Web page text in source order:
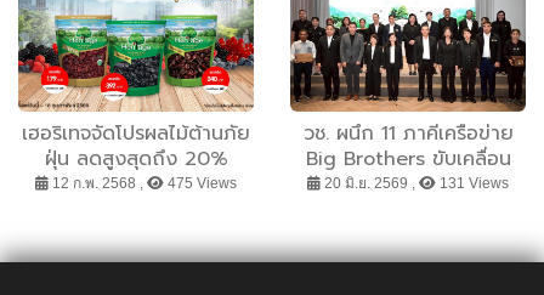
เฮอริเทจจัดโปรผลไม้ต้านภัย
ฝุ่น ลดสูงสุดถึง 20%
12 ก.พ. 2568 , 475 Views
วช. ผนึก 11 ภาคีเครือข่าย
Big Brothers ขับเคลื่อน
“ชันโรง” สร้างป่า สร้าง
20 มิ.ย. 2569 , 131 Views